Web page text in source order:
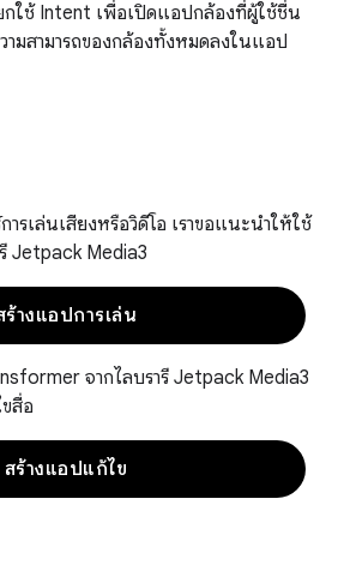
กใช้ Intent เพื่อเปิดแอปกล้องที่ผู้ใช้ชื่น
ามสามารถของกล้องทั้งหมดลงในแอป
ารเล่นเสียงหรือวิดีโอ เราขอแนะนำให้ใช้
Jetpack Media3
ร้างแอปการเล่น
จากไลบรารี Jetpack Media3
สื่อ
สร้างแอปแก้ไข